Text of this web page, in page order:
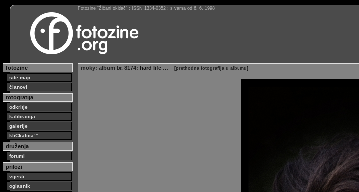
Fotozine “Žičani okidač” : ISSN 1334-0352 : s vama od 6. 6. 1998
fotozine
site map
članovi
fotografija
odkritje
kalibracija
galerije
kliCkalica™
druženja
forumi
prilozi
vijesti
oglasnik
moky: album br. 8174: hard life … [prethodna fotografija u albumu]